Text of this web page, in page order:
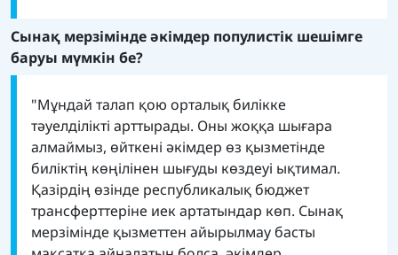
Сынақ мерзімінде әкімдер популистік шешімге
баруы мүмкін бе?
"Мұндай талап қою орталық билікке
тәуелділікті арттырады. Оны жоққа шығара
алмаймыз, өйткені әкімдер өз қызметінде
биліктің көңілінен шығуды көздеуі ықтимал.
Қазірдің өзінде республикалық бюджет
трансферттеріне иек артатындар көп. Сынақ
мерзімінде қызметтен айырылмау басты